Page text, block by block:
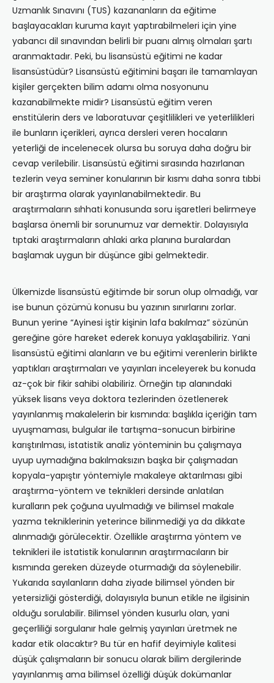
Uzmanlık Sınavını (TUS) kazananların da eğitime
başlayacakları kuruma kayıt yaptırabilmeleri için yine
yabancı dil sınavından belirli bir puanı almış olmaları şartı
aranmaktadır. Peki, bu lisansüstü eğitimi ne kadar
lisansüstüdür? Lisansüstü eğitimini başarı ile tamamlayan
kişiler gerçekten bilim adamı olma nosyonunu
kazanabilmekte midir? Lisansüstü eğitim veren
enstitülerin ders ve laboratuvar çeşitlilikleri ve yeterlilikleri
ile bunların içerikleri, ayrıca dersleri veren hocaların
yeterliği de incelenecek olursa bu soruya daha doğru bir
cevap verilebilir. Lisansüstü eğitimi sırasında hazırlanan
tezlerin veya seminer konularının bir kısmı daha sonra tıbbi
bir araştırma olarak yayınlanabilmektedir. Bu
araştırmaların sıhhati konusunda soru işaretleri belirmeye
başlarsa önemli bir sorunumuz var demektir. Dolayısıyla
tıptaki araştırmaların ahlaki arka planına buralardan
başlamak uygun bir düşünce gibi gelmektedir.
Ülkemizde lisansüstü eğitimde bir sorun olup olmadığı, var
ise bunun çözümü konusu bu yazının sınırlarını zorlar.
Bunun yerine “Ayinesi iştir kişinin lafa bakılmaz” sözünün
gereğine göre hareket ederek konuya yaklaşabiliriz. Yani
lisansüstü eğitimi alanların ve bu eğitimi verenlerin birlikte
yaptıkları araştırmaları ve yayınları inceleyerek bu konuda
az-çok bir fikir sahibi olabiliriz. Örneğin tıp alanındaki
yüksek lisans veya doktora tezlerinden özetlenerek
yayınlanmış makalelerin bir kısmında: başlıkla içeriğin tam
uyuşmaması, bulgular ile tartışma-sonucun birbirine
karıştırılması, istatistik analiz yönteminin bu çalışmaya
uyup uymadığına bakılmaksızın başka bir çalışmadan
kopyala-yapıştır yöntemiyle makaleye aktarılması gibi
araştırma-yöntem ve teknikleri dersinde anlatılan
kuralların pek çoğuna uyulmadığı ve bilimsel makale
yazma tekniklerinin yeterince bilinmediği ya da dikkate
alınmadığı görülecektir. Özellikle araştırma yöntem ve
teknikleri ile istatistik konularının araştırmacıların bir
kısmında gereken düzeyde oturmadığı da söylenebilir.
Yukarıda sayılanların daha ziyade bilimsel yönden bir
yetersizliği gösterdiği, dolayısıyla bunun etikle ne ilgisinin
olduğu sorulabilir. Bilimsel yönden kusurlu olan, yani
geçerliliği sorgulanır hale gelmiş yayınları üretmek ne
kadar etik olacaktır? Bu tür en hafif deyimiyle kalitesi
düşük çalışmaların bir sonucu olarak bilim dergilerinde
yayınlanmış ama bilimsel özelliği düşük dokümanlar